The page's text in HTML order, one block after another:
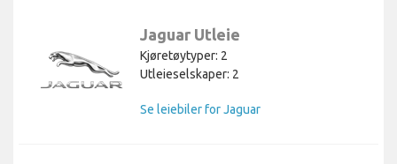
Jaguar Utleie
Kjøretøytyper: 2
Utleieselskaper: 2
Se leiebiler for Jaguar